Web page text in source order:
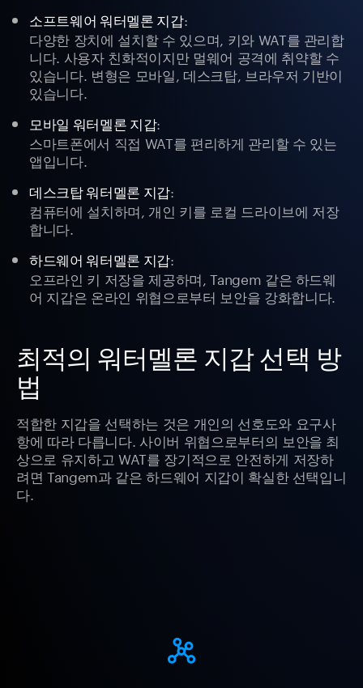
소프트웨어 워터멜론 지갑:
다양한 장치에 설치할 수 있으며, 키와 WAT를 관리합
니다. 사용자 친화적이지만 멀웨어 공격에 취약할 수
있습니다. 변형은 모바일, 데스크탑, 브라우저 기반이
있습니다.
모바일 워터멜론 지갑:
스마트폰에서 직접 WAT를 편리하게 관리할 수 있는
앱입니다.
데스크탑 워터멜론 지갑:
컴퓨터에 설치하며, 개인 키를 로컬 드라이브에 저장
합니다.
하드웨어 워터멜론 지갑:
오프라인 키 저장을 제공하며, Tangem 같은 하드웨
어 지갑은 온라인 위협으로부터 보안을 강화합니다.
최적의 워터멜론 지갑 선택 방
법
적합한 지갑을 선택하는 것은 개인의 선호도와 요구사
항에 따라 다릅니다. 사이버 위협으로부터의 보안을 최
상으로 유지하고 WAT를 장기적으로 안전하게 저장하
려면 Tangem과 같은 하드웨어 지갑이 확실한 선택입니
다.